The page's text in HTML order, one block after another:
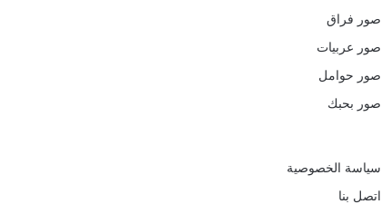
صور فراق
صور عربيات
صور حوامل
صور بحبك
سياسة الخصوصية
اتصل بنا